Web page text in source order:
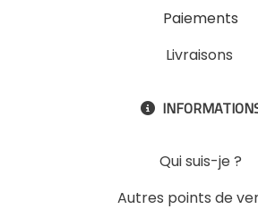
Paiements
Livraisons

Qui suis-je ?
Autres points de